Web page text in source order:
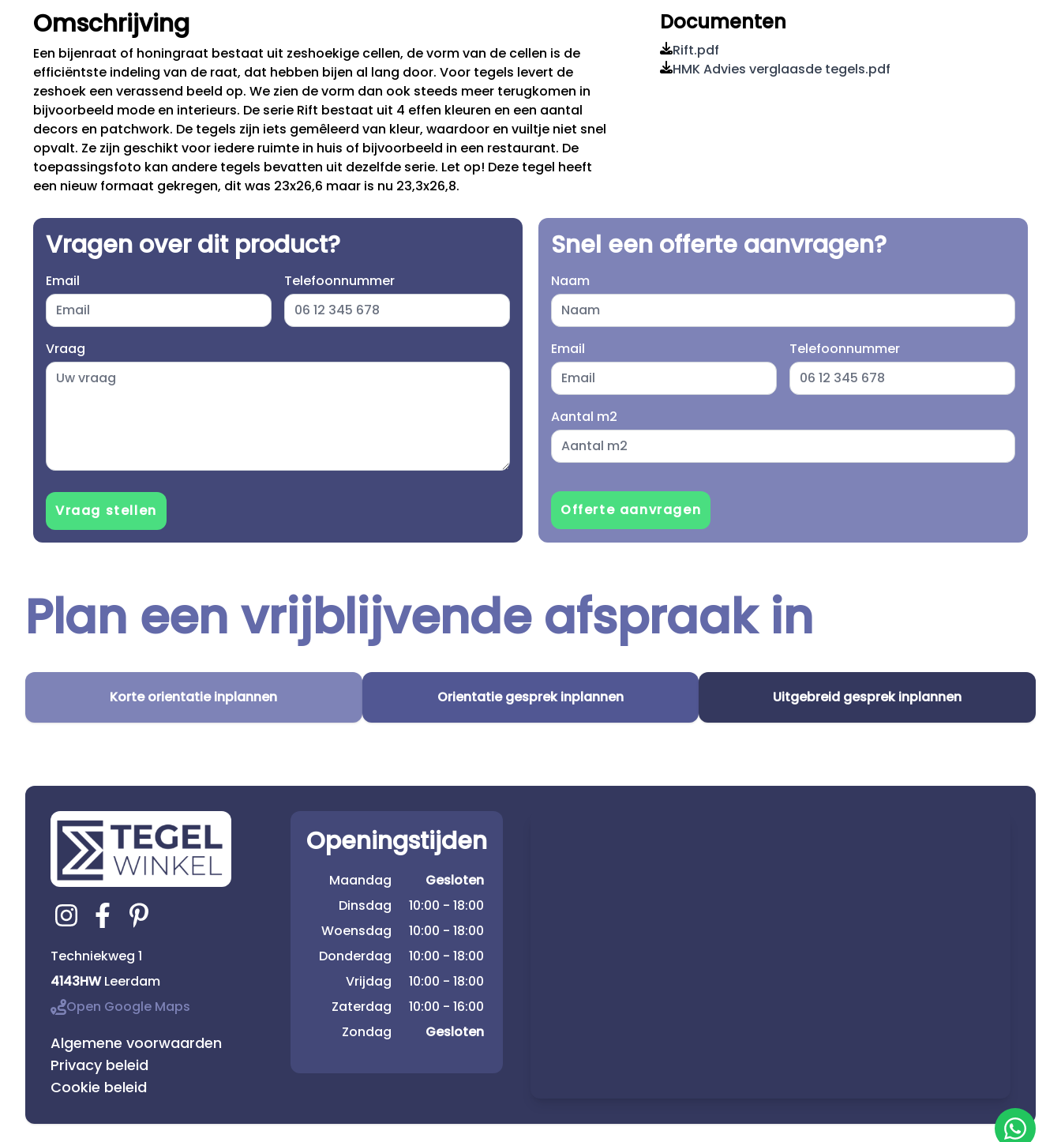
Omschrijving
Een bijenraat of honingraat bestaat uit zeshoekige cellen, de vorm van de cellen is de
efficiëntste indeling van de raat, dat hebben bijen al lang door. Voor tegels levert de
zeshoek een verassend beeld op. We zien de vorm dan ook steeds meer terugkomen in
bijvoorbeeld mode en interieurs. De serie Rift bestaat uit 4 effen kleuren en een aantal
decors en patchwork. De tegels zijn iets gemêleerd van kleur, waardoor en vuiltje niet snel
opvalt. Ze zijn geschikt voor iedere ruimte in huis of bijvoorbeeld in een restaurant. De
toepassingsfoto kan andere tegels bevatten uit dezelfde serie. Let op! Deze tegel heeft
een nieuw formaat gekregen, dit was 23x26,6 maar is nu 23,3x26,8.
Documenten
Rift.pdf
HMK Advies verglaasde tegels.pdf
Vragen over dit product?
Email Telefoonnummer
Vraag
Snel een offerte aanvragen?
Naam
Email Telefoonnummer
Aantal m2
Plan een vrijblijvende afspraak in
Korte orientatie inplannen Orientatie gesprek inplannen Uitgebreid gesprek inplannen
Techniekweg 1
4143HWLeerdam
Open Google Maps
Algemene voorwaarden
Privacy beleid
Cookie beleid
Openingstijden
Maandag
Gesloten
Dinsdag
10:00 - 18:00
Woensdag
10:00 - 18:00
Donderdag
10:00 - 18:00
Vrijdag
10:00 - 18:00
Zaterdag
10:00 - 16:00
Zondag
Gesloten